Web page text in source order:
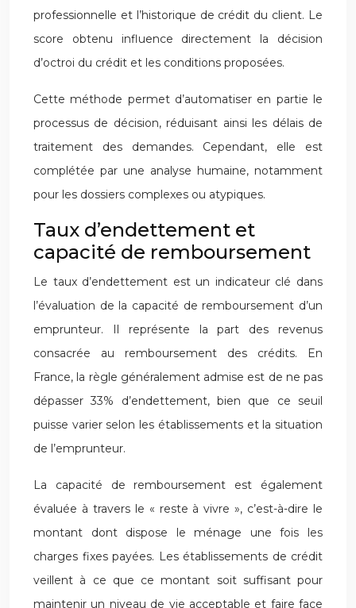
professionnelle et l’historique de crédit du client. Le
score obtenu influence directement la décision
d’octroi du crédit et les conditions proposées.
Cette méthode permet d’automatiser en partie le
processus de décision, réduisant ainsi les délais de
traitement des demandes. Cependant, elle est
complétée par une analyse humaine, notamment
pour les dossiers complexes ou atypiques.
Taux d’endettement et
capacité de remboursement
Le taux d’endettement est un indicateur clé dans
l’évaluation de la capacité de remboursement d’un
emprunteur. Il représente la part des revenus
consacrée au remboursement des crédits. En
France, la règle généralement admise est de ne pas
dépasser 33% d’endettement, bien que ce seuil
puisse varier selon les établissements et la situation
de l’emprunteur.
La capacité de remboursement est également
évaluée à travers le « reste à vivre », c’est-à-dire le
montant dont dispose le ménage une fois les
charges fixes payées. Les établissements de crédit
veillent à ce que ce montant soit suffisant pour
maintenir un niveau de vie acceptable et faire face